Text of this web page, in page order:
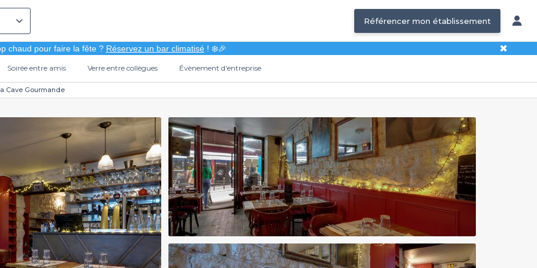
Référencer mon établissement
chaud pour faire la fête ? Réservez un bar climatisé! ❄️🎉 ✖
Soirée entre amis Verre entre collègues Évènement d'entreprise
Cave Gourmande